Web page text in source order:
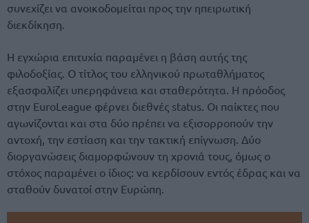
συνεχίζει να ανοικοδομείται προς την ηπειρωτική
διεκδίκηση.
Η εγχώρια επιτυχία παραμένει η βάση αυτής της
φιλοδοξίας. Ο τίτλος του ελληνικού πρωταθλήματος
εξασφαλίζει υπερηφάνεια και σταθερότητα. Η πρόοδος
στην EuroLeague φέρνει διεθνές status. Οι παίκτες που
αγωνίζονται και στα δύο πρέπει να εξισορροπούν την
αντοχή, την εστίαση και την τακτική επίγνωση. Δύο
διοργανώσεις διαμορφώνουν τη χρονιά τους, όμως ο
στόχος παραμένει ο ίδιος: να κερδίσουν εντός έδρας και να
σταθούν δυνατοί στην Ευρώπη.